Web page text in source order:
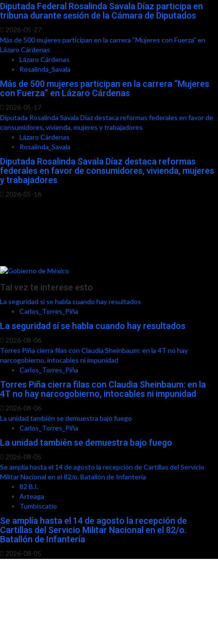
Diputada Federal Rosalinda Savala Díaz participa en
tribuna durante sesión de la Cámara de Diputados
2026-05-27
Más de 500 mujeres participan en la carrera “Mujeres con Fuerza” en
Lázaro Cárdenas
Lázaro Cárdenas
Rosalinda_Savala
Más de 500 mujeres participan en la carrera “Mujeres
con Fuerza” en Lázaro Cárdenas
2026-05-17
Diputada Rosalinda Savala Díaz destaca reformas federales en favor de
consumidores, vivienda, mujeres y trabajadores
Lázaro Cárdenas
Rosalinda_Savala
Diputada Rosalinda Savala Díaz destaca reformas
federales en favor de consumidores, vivienda, mujeres
y trabajadores
2026-05-16
Tal vez te interese esto
La seguridad sí se habla cuando hay resultados
Carlos_Torres_Piña
La seguridad sí se habla cuando hay resultados
2026-08-06
Torres Piña cierra filas con Claudia Sheinbaum: en la 4T no hay
narcogobierno, intocables ni impunidad
Carlos_Torres_Piña
Torres Piña cierra filas con Claudia Sheinbaum: en la
4T no hay narcogobierno, intocables ni impunidad
2026-08-06
La unidad también se demuestra bajo fuego
Carlos_Torres_Piña
La unidad también se demuestra bajo fuego
2026-08-05
Se amplía hasta el 14 de agosto la recepción de Cartillas del Servicio
Militar Nacional en el 82/o. Batallón de Infantería
82 B.I.
Arteaga
Tumbiscatio
Se amplía hasta el 14 de agosto la recepción de
Cartillas del Servicio Militar Nacional en el 82/o.
Batallón de Infantería
2026-08-05